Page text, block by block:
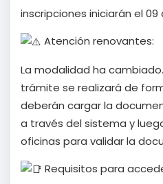
inscripciones iniciarán el 09
Atención renovantes:
La modalidad ha
trámite se realizará de
deberán cargar la
a través del sistema y
oficinas para validar la
Requisitos para